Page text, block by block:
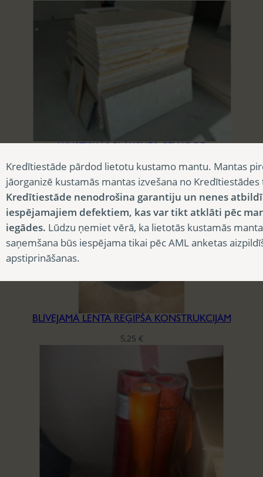
3,90€
BLĪVĒJAMĀ LENTA REĢIPŠA KONSTRUKCIJĀM
5,25 €
Kredītiestāde pārdod lietotu kustamo mantu. Mantas
jāorganizē kustamās mantas izvešana no
Kredītiestāde nenodrošina garantiju un nenes
iespējamajiem defektiem, kas var tikt atklāti pēc
iegādes. Lūdzu ņemiet vērā, ka lietotās kustamās
saņemšana būs iespējama tikai pēc AML anketas
apstiprināšanas.